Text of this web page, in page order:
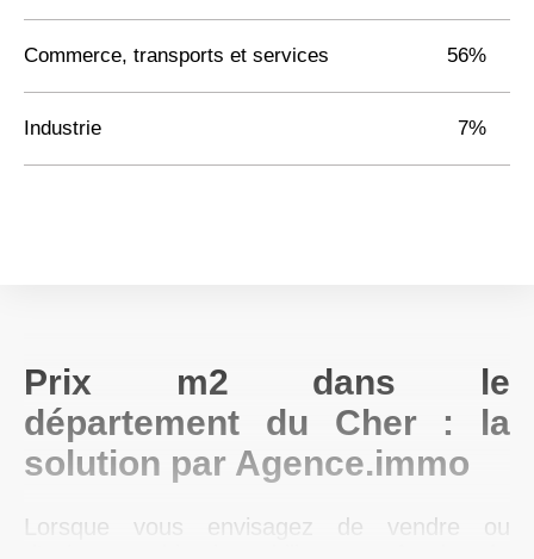
Commerce, transports et services 56%
Industrie 7%
Prix m2 dans le
département du Cher : la
solution par Agence.immo
Lorsque vous envisagez de vendre ou